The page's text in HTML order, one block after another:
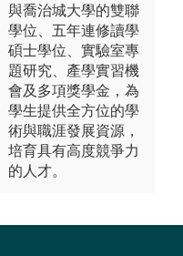
與喬治城大學的雙聯
學位、五年連修讀學
碩士學位、實驗室專
題研究、產學實習機
會及多項獎學金，為
學生提供全方位的學
術與職涯發展資源，
培育具有高度競爭力
的人才。